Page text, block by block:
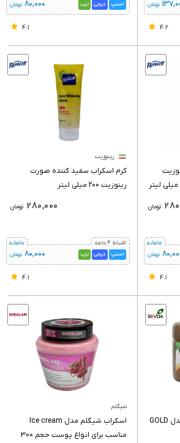
تومان
4.2
اسنپ
دیجی ترب 80,000 تومان
4.1
تومان
تومان
ماهانه
4.1
رینوزیت
کرم اسکراب سفید کننده صورت
رینوزیت 200 میلی لیتر
تومان 280,000
اقساط 4 ماهه
اسنپ
دیجی ترب 80,000 تومان
ماهانه
4.1
ژل لایه بردار پوست سودا مدل GOLD
شیگلم
اسکراب شیگلم مدل Ice cream
مناسب برای انواع پوست حجم 300